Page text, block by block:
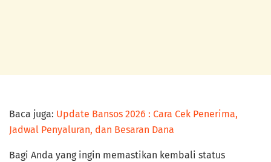
Baca juga: Update Bansos 2026 : Cara Cek Penerima,
Jadwal Penyaluran, dan Besaran Dana
Bagi Anda yang ingin memastikan kembali status